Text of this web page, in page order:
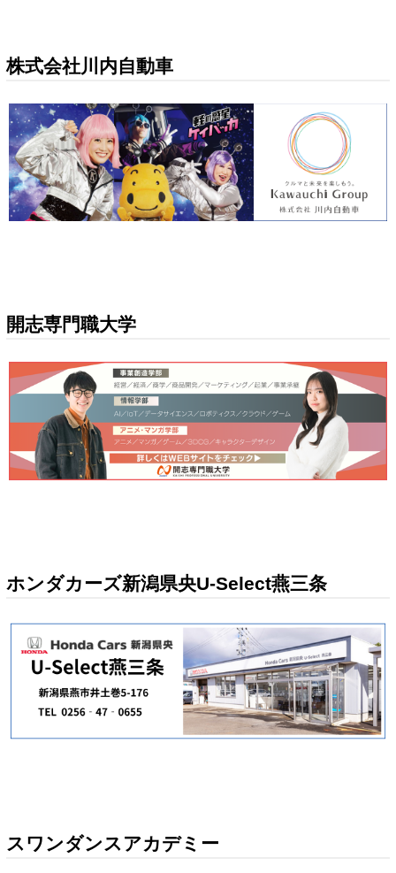
株式会社川内自動車
開志専門職大学
ホンダカーズ新潟県央U-Select燕三条
スワンダンスアカデミー